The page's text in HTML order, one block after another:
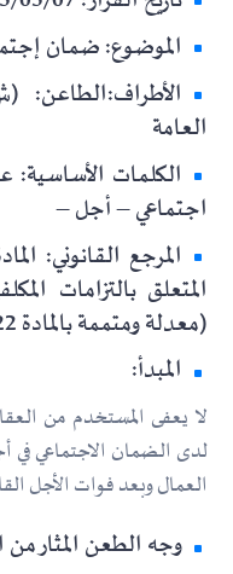
الموضوع: ضمان
الأطراف:الطاعن:
العامة
الكلمات
اجتماعي – أجل –
المتعلق بالتزامات
(معدلة ومتممة بالمادة 22 من القانون رقم: 04 – 17)
المبدأ:
لا يعفى المستخدم من
العمال وبعد فوات الأجل
وجه الطعن المثار من